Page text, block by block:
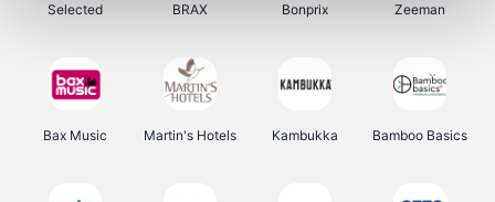
Selected BRAX Bonprix Zeeman
Bax Music Martin's Hotels Kambukka Bamboo Basics